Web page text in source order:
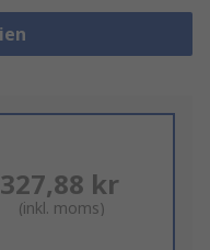
327,88 kr
(inkl. moms)